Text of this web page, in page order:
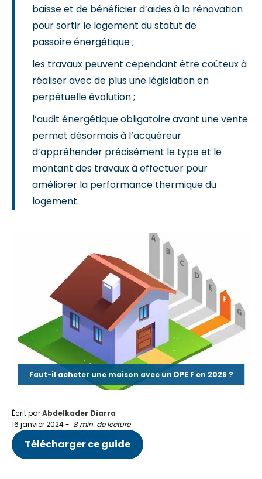
baisse et de bénéficier d’aides à la rénovation
pour sortir le logement du statut de
passoire énergétique ;
les travaux peuvent cependant être coûteux à
réaliser avec de plus une législation en
perpétuelle évolution ;
l’audit énergétique obligatoire avant une vente
permet désormais à l’acquéreur
d’appréhender précisément le type et le
montant des travaux à effectuer pour
améliorer la performance thermique du
logement.
Faut-il acheter une maison avec un DPE F en 2026 ?
Écrit parAbdelkader Diarra
16 janvier 2024- 8 min. de lecture
Télécharger ce guide